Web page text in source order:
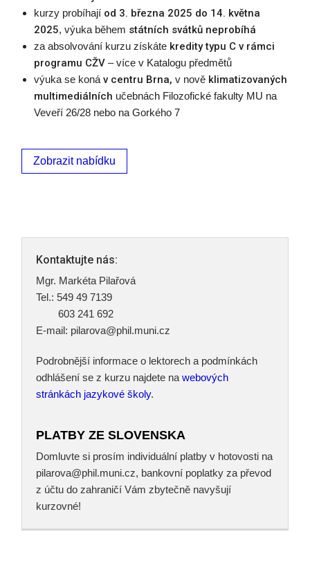
kurzy probíhají od 3. března 2025 do 14. května
2025, výuka během státních svátků neprobíhá
za absolvování kurzu získáte kredity typu C v rámci
programu CŽV– více v Katalogu předmětů
výuka se koná v centru Brna, v nově klimatizovaných
multimediálních učebnách Filozofické fakulty MU na
Veveří 26/28 nebo na Gorkého 7
Zobrazit nabídku
Kontaktujte nás:
Mgr. Markéta Pilařová
Tel.: 549 49 7139
603 241 692
E‑mail: pilarova@phil.muni.cz
Podrobnější informace o lektorech a podmínkách
odhlášení se z kurzu najdete na webových
stránkách jazykové školy.
PLATBY ZE SLOVENSKA
Domluvte si prosím individuální platby v hotovosti na
pilarova@phil.muni.cz, bankovní poplatky za převod
z účtu do zahraničí Vám zbytečně navyšují
kurzovné!